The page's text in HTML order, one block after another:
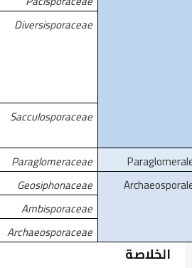
Diversisporaceae
Sacculosporaceae
Paraglomeraceae
Geosiphonaceae
Ambisporaceae
Archaeosporaceae
الخلاصة